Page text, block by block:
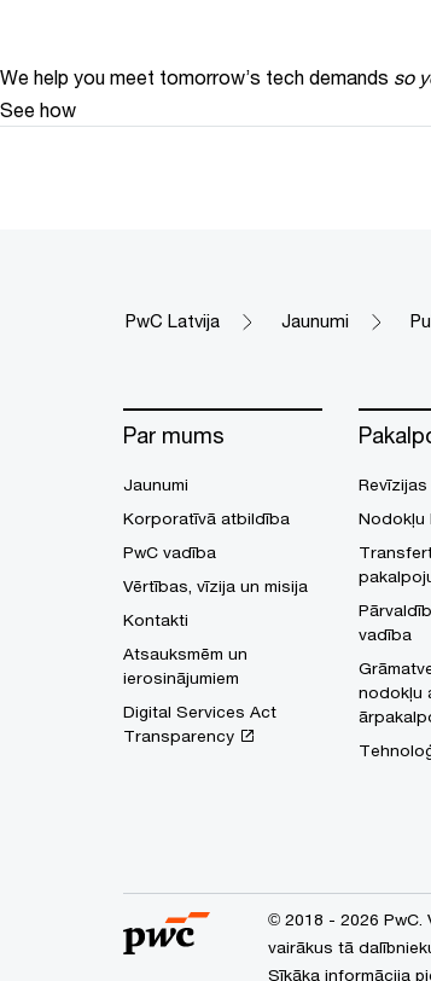
We help you meet tomorrow’s tech demands so
See how
PwC Latvija Jaunumi
Par mums
Jaunumi
Korporatīvā atbildība
PwC vadība
Vērtības, vīzija un misija
Kontakti
Atsauksmēm un
ierosinājumiem
Digital Services Act
Transparency
Nodokļu
vadība
nodokļu
© 2018 - 2026 PwC.
vairākus tā
Sīkāka informācija